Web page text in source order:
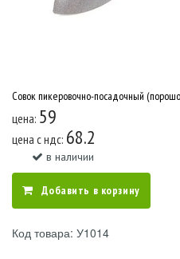
Совок пикеровочно-посадочный
цена: 59
цена c ндс: 68.2
в наличии
Добавить в корзину
Код товара: У1014